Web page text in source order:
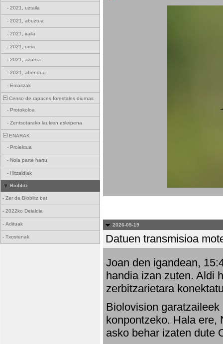
- 2021, uztaila
- 2021, abuztua
- 2021, iraila
- 2021, urria
- 2021, azaroa
- 2021, abendua
- Emaitzak
Censo de rapaces forestales diurnas
- Protokoloa
- Zentsotarako laukien esleipena
ENARAK
- Proiektua
- Nola parte hartu
- Hitzaldiak
Bioblitz
- Zer da Bioblitz bat
- 2022ko Deialdia
- Adituak
- Txostenak
2026-05-19
Datuen transmisioa
Joan den igandean,
handia izan zuten. Aldi
zerbitzarietara
Biolovision
konpontzeko. Hala ere,
asko behar izaten dute